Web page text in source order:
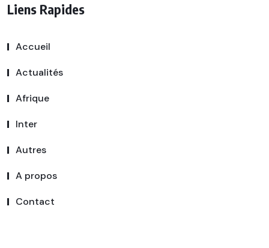
Liens Rapides
Accueil
Actualités
Afrique
Inter
Autres
A propos
Contact